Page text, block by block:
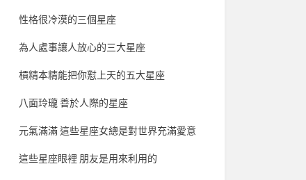
性格很冷漠的三個星座
為人處事讓人放心的三大星座
槓精本精能把你懟上天的五大星座
八面玲瓏 善於人際的星座
元氣滿滿 這些星座女總是對世界充滿愛意
這些星座眼裡 朋友是用來利用的